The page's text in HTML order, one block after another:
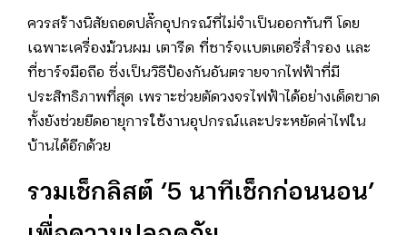
ควรสร้างนิสัยถอดปลั๊กอุปกรณ์ที่ไม่จำเป็นออกทันที โดย
เฉพาะเครื่องม้วนผม เตารีด ที่ชาร์จแบตเตอรี่สำรอง และ
ที่ชาร์จมือถือ ซึ่งเป็นวิธีป้องกันอันตรายจากไฟฟ้าที่มี
ประสิทธิภาพที่สุด เพราะช่วยตัดวงจรไฟฟ้าได้อย่างเด็ดขาด
ทั้งยังช่วยยืดอายุการใช้งานอุปกรณ์และประหยัดค่าไฟใน
บ้านได้อีกด้วย
รวมเช็กลิสต์ ‘5 นาทีเช็กก่อนนอน’